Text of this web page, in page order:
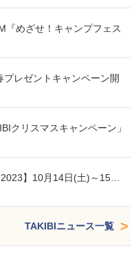
『めざせ！キャンプフェス
プレゼントキャンペーン開
クリスマスキャンペーン」
2023】10月14日(土)～15…
TAKIBIニュース一覧